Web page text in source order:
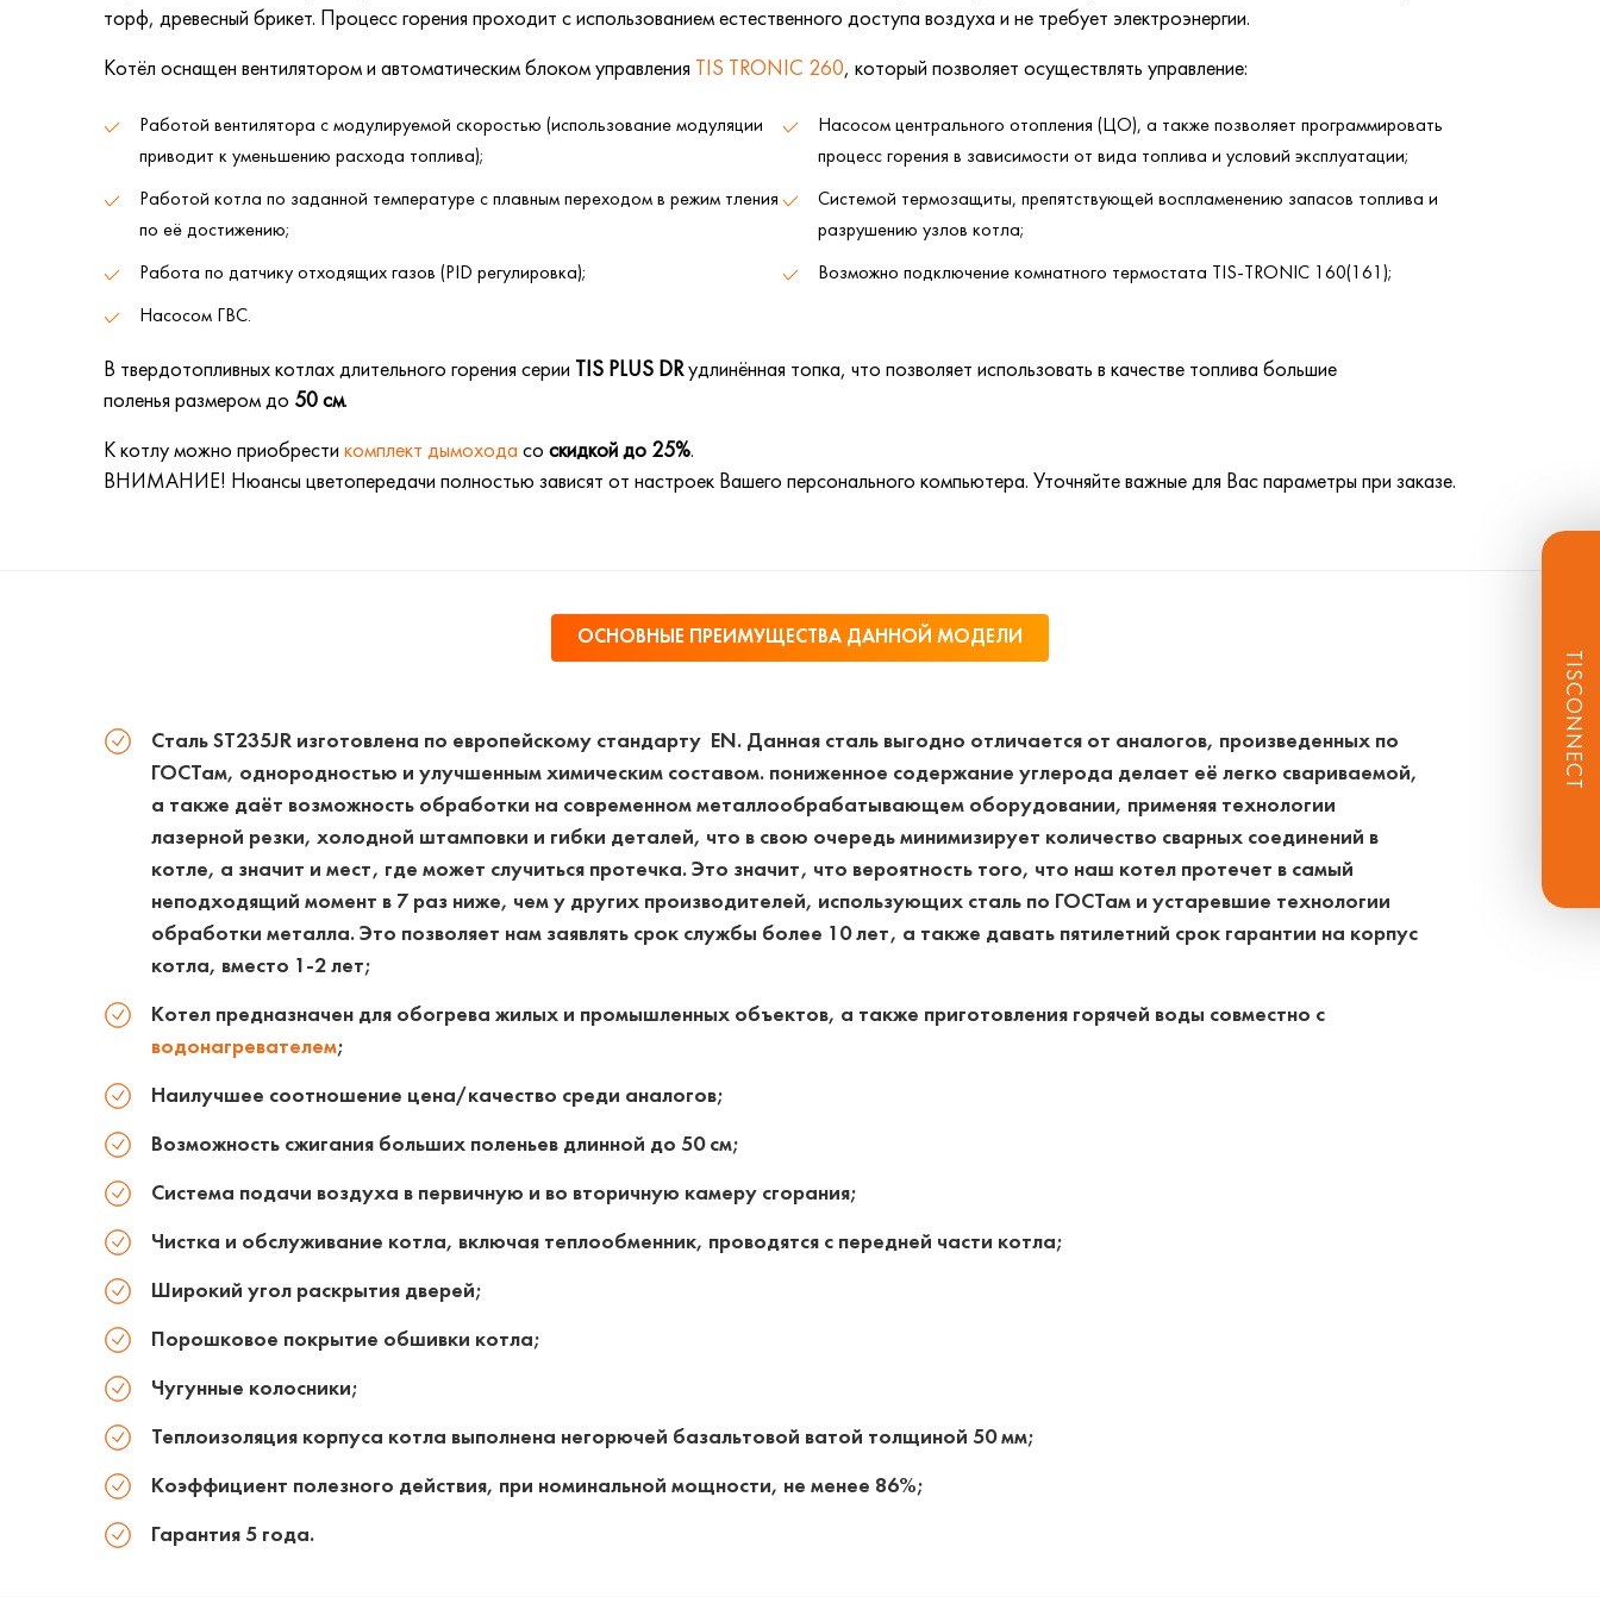
торф, древесный брикет. Процесс горения проходит с использованием естественного доступа воздуха и не требует электроэнергии.
Котёл оснащен вентилятором и автоматическим блоком управления TIS TRONIC 260, который позволяет осуществлять управление:
Работой вентилятора с модулируемой скоростью (использование модуляции
приводит к уменьшению расхода топлива);
Насосом центрального отопления (ЦО), а также позволяет программировать
процесс горения в зависимости от вида топлива и условий эксплуатации;
Работой котла по заданной температуре с плавным переходом в режим тления
по её достижению;
Системой термозащиты, препятствующей воспламенению запасов топлива и
разрушению узлов котла;
Работа по датчику отходящих газов (PID регулировка); Возможно подключение комнатного термостата TIS-TRONIC 160(161);
Насосом ГВС.
В твердотопливных котлах длительного горения серии TIS PLUS DRудлинённая топка, что позволяет использовать в качестве топлива большие
поленья размером до 50 см.
К котлу можно приобрести комплект дымохода со скидкой до 25%.
ВНИМАНИЕ! Нюансы цветопередачи полностью зависят от настроек Вашего персонального компьютера. Уточняйте важные для Вас параметры при заказе.
ОСНОВНЫЕ ПРЕИМУЩЕСТВА ДАННОЙ МОДЕЛИ
Сталь ST235JR изготовлена по европейскому стандарту EN. Данная сталь выгодно отличается от аналогов, произведенных по
ГОСТам, однородностью и улучшенным химическим составом. пониженное содержание углерода делает её легко свариваемой,
а также даёт возможность обработки на современном металлообрабатывающем оборудовании, применяя технологии
лазерной резки, холодной штамповки и гибки деталей, что в свою очередь минимизирует количество сварных соединений в
котле, а значит и мест, где может случиться протечка. Это значит, что вероятность того, что наш котел протечет в самый
неподходящий момент в 7 раз ниже, чем у других производителей, использующих сталь по ГОСТам и устаревшие технологии
обработки металла. Это позволяет нам заявлять срок службы более 10 лет, а также давать пятилетний срок гарантии на корпус
котла, вместо 1-2 лет;
Котел предназначен для обогрева жилых и промышленных объектов, а также приготовления горячей воды совместно с
водонагревателем;
Наилучшее соотношение цена/качество среди аналогов;
Возможность сжигания больших поленьев длинной до 50 см;
Система подачи воздуха в первичную и во вторичную камеру сгорания;
Чистка и обслуживание котла, включая теплообменник, проводятся с передней части котла;
Широкий угол раскрытия дверей;
Порошковое покрытие обшивки котла;
Чугунные колосники;
Теплоизоляция корпуса котла выполнена негорючей базальтовой ватой толщиной 50 мм;
Коэффициент полезного действия, при номинальной мощности, не менее 86%;
Гарантия 5 года.
TISCONNECT